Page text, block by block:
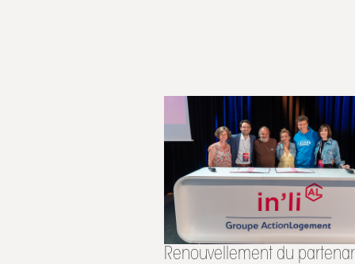
Renouvellement du